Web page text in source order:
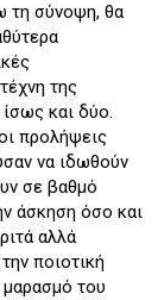
τη σύνοψη, θα
της
και δύο.
προλήψεις
να ιδωθούν
σε βαθμό
άσκηση όσο και
αλλά
ποιοτική
του